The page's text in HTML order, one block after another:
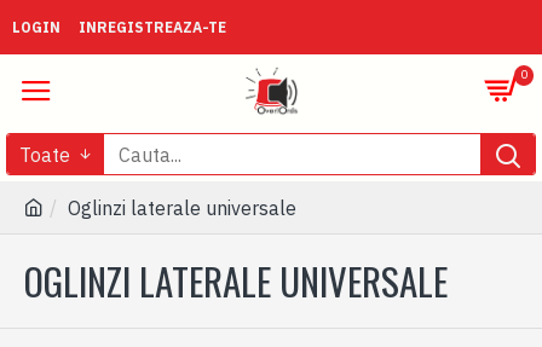
LOGIN INREGISTREAZA-TE
0
Toate
Oglinzi laterale universale
OGLINZI LATERALE UNIVERSALE